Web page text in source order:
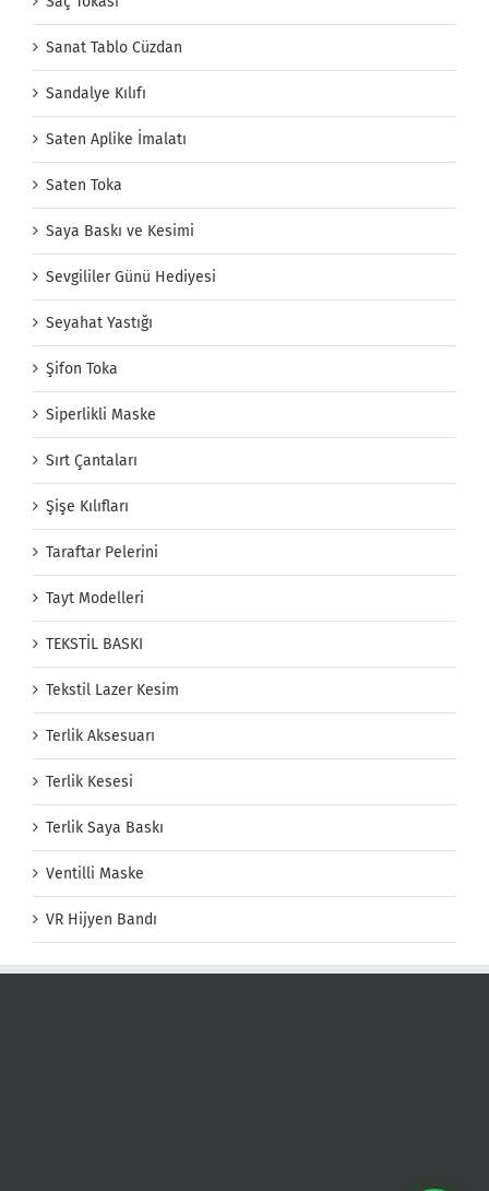
Sanat Tablo Cüzdan
Sandalye Kılıfı
Saten Aplike İmalatı
Saten Toka
Saya Baskı ve Kesimi
Sevgililer Günü Hediyesi
Seyahat Yastığı
Şifon Toka
Siperlikli Maske
Sırt Çantaları
Şişe Kılıfları
Taraftar Pelerini
Tayt Modelleri
TEKSTİL BASKI
Tekstil Lazer Kesim
Terlik Aksesuarı
Terlik Kesesi
Terlik Saya Baskı
Ventilli Maske
VR Hijyen Bandı